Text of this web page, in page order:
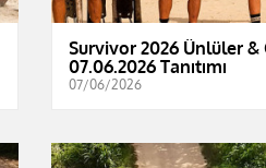
Survivor 2026 Ünlüler
07.06.2026 Tanıtımı
07/06/2026